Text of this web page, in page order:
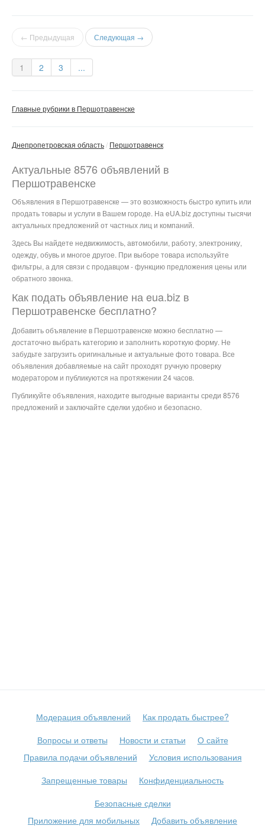
← Предыдущая Следующая →
1 2 3 ...
Главные рубрики в Першотравенске
Днепропетровская область Першотравенск
Актуальные 8576 объявлений в
Першотравенске
Объявления в Першотравенске — это возможность быстро купить или
продать товары и услуги в Вашем городе. На eUA.biz доступны тысячи
актуальных предложений от частных лиц и компаний.
Здесь Вы найдете недвижимость, автомобили, работу, электронику,
одежду, обувь и многое другое. При выборе товара используйте
фильтры, а для связи с продавцом - функцию предложения цены или
обратного звонка.
Как подать объявление на eua.biz в
Першотравенске бесплатно?
Добавить объявление в Першотравенске можно бесплатно —
достаточно выбрать категорию и заполнить короткую форму. Не
забудьте загрузить оригинальные и актуальные фото товара. Все
объявления добавляемые на сайт проходят ручную проверку
модератором и публикуются на протяжении 24 часов.
Публикуйте объявления, находите выгодные варианты среди 8576
предложений и заключайте сделки удобно и безопасно.
Модерация объявлений
Как продать быстрее?
Вопросы и ответы
Новости и статьи
О сайте
Правила подачи объявлений
Условия использования
Запрещенные товары
Конфиденциальность
Безопасные сделки
Приложение для мобильных
Добавить объявление